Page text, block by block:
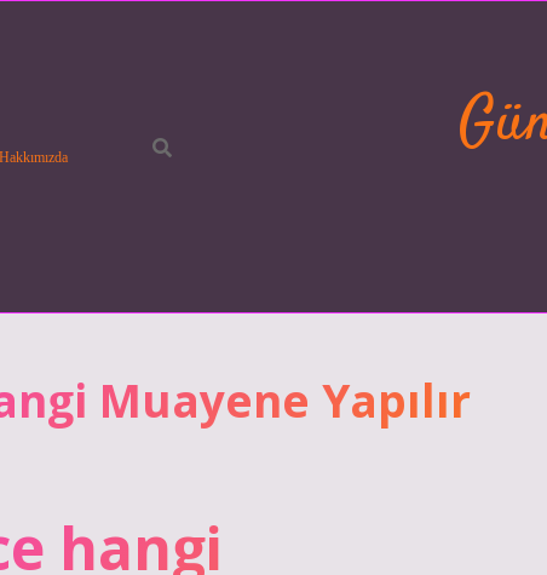
Hakkımızda
Muayene Yapılır
hangi